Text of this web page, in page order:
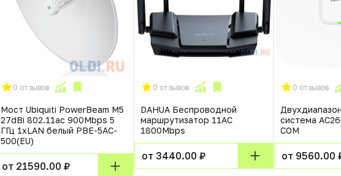
0 отзывов
Мост Ubiquiti PowerBeam M5
27dBi 802.11aс 900Mbps 5
ГГц 1xLAN белый PBE-5AC-
500(EU)
от 21590.00 ₽
0 отзывов
DAHUA Беспроводной
маршрутизатор 11AC
1800Mbps
от 3440.00 ₽
0 отзывов
система
COM
от 9560.00